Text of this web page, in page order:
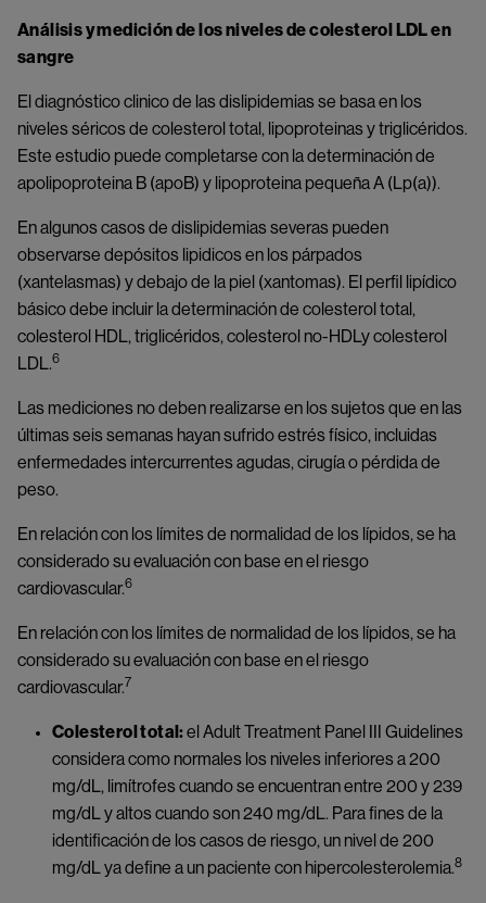
Análisis y medición de los niveles de colesterol LDL en
sangre
El diagnóstico clinico de las dislipidemias se basa en los
niveles séricos de colesterol total, lipoproteinas y triglicéridos.
Este estudio puede completarse con la determinación de
apolipoproteina B (apoB) y lipoproteina pequeña A (Lp(a)).
En algunos casos de dislipidemias severas pueden
observarse depósitos lipidicos en los párpados
(xantelasmas) y debajo de la piel (xantomas). El perfil lipídico
básico debe incluir la determinación de colesterol total,
colesterol HDL, triglicéridos, colesterol no-HDLy colesterol
LDL.6
Las mediciones no deben realizarse en los sujetos que en las
últimas seis semanas hayan sufrido estrés físico, incluidas
enfermedades intercurrentes agudas, cirugía o pérdida de
peso.
En relación con los límites de normalidad de los lípidos, se ha
considerado su evaluación con base en el riesgo
cardiovascular.6
En relación con los límites de normalidad de los lípidos, se ha
considerado su evaluación con base en el riesgo
cardiovascular.7
Colesterol total:el Adult Treatment Panel III Guidelines
considera como normales los niveles inferiores a 200
mg/dL, limítrofes cuando se encuentran entre 200 y 239
mg/dL y altos cuando son 240 mg/dL. Para fines de la
identificación de los casos de riesgo, un nivel de 200
mg/dL ya define a un paciente con hipercolesterolemia.8